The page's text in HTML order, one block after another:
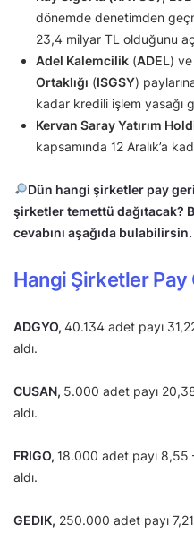
dönemde denetimden
23,4 milyar TL olduğunu
Adel Kalemcilik (ADEL) ve
Ortaklığı (ISGSY)
kadar kredili işlem yasağı
Kervan Saray Yatırım
kapsamında 12 Aralık’a
Dün hangi şirketler pay
şirketler temettü dağıtacak?
cevabını aşağıda bulabilirsin.
Hangi Şirketler Pay
ADGYO, 40.134 adet payı
aldı.
CUSAN, 5.000 adet payı
aldı.
FRIGO, 18.000 adet payı 8,55
aldı.
GEDIK, 250.000 adet payı